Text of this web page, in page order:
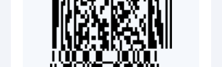
GS1 DataBar Truncated
GS1 DataBar Truncated Composite
Medical Device Codes